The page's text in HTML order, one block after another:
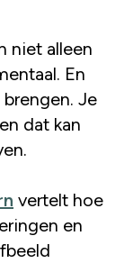
niet alleen
En
Je
dat kan
vertelt hoe
en